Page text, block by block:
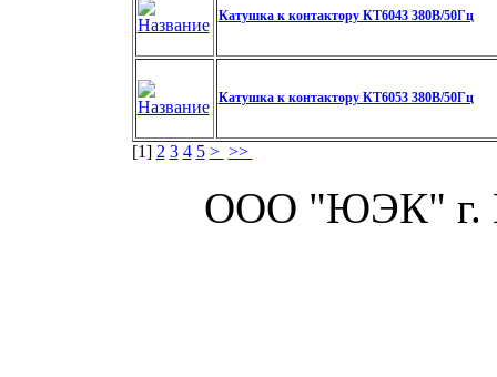
Катушка к контактору КТ6043 380В/50Гц
Катушка к контактору КТ6053 380В/50Гц
[1] 2 3 4 5 > >>
ООО "ЮЭК" г.